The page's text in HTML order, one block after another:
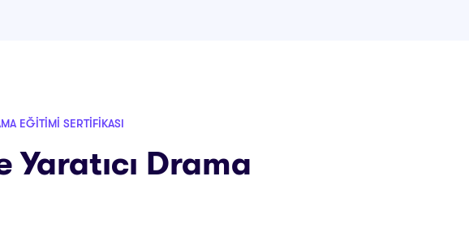
EĞITIMI SERTIFIKASI
Drama